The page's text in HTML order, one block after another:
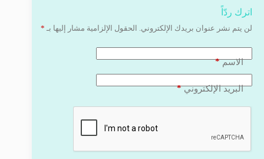
اترك ردّاً
لن يتم نشر عنوان بريدك الإلكتروني. الحقول الإلزامية مشار إليها بـ *
الاسم*
البريد الإلكتروني*